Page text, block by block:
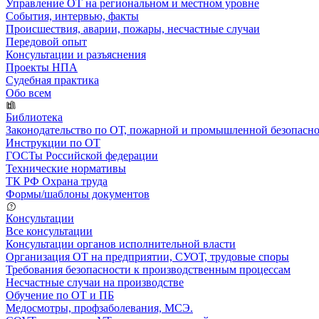
Управление ОТ на региональном и местном уровне
События, интервью, факты
Происшествия, аварии, пожары, несчастные случаи
Передовой опыт
Консультации и разъяснения
Проекты НПА
Судебная практика
Обо всем
Библиотека
Законодательство по ОТ, пожарной и промышленной
Инструкции по ОТ
ГОСТы Российской федерации
Технические нормативы
ТК РФ Охрана труда
Формы/шаблоны документов
Консультации
Все консультации
Консультации органов исполнительной власти
Организация ОТ на предприятии, СУОТ, трудовые споры
Требования безопасности к производственным процессам
Несчастные случаи на производстве
Обучение по ОТ и ПБ
Медосмотры, профзаболевания, МСЭ.